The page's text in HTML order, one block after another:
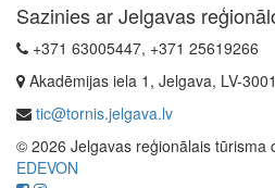
Sazinies ar Jelgavas
+371 63005447, +371 25619266
Akadēmijas iela 1, Jelgava, LV-3001
tic@tornis.jelgava.lv
© 2026 Jelgavas reģionālais tūrisma
EDEVON